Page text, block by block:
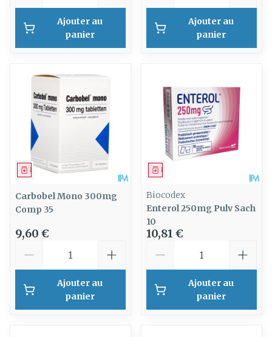
Ajouter au
panier
Ajouter au
panier
Médicament
Carbobel Mono 300mg
Comp 35
9,60 €
Ajouter au
panier
Médicament
Biocodex
Enterol 250mg Pulv Sach
10
10,81 €
Ajouter au
panier